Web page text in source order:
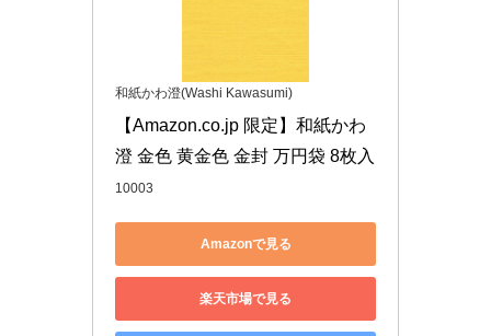
和紙かわ澄(Washi Kawasumi)
【Amazon.co.jp 限定】和紙かわ
澄 金色 黄金色 金封 万円袋 8枚入
10003
Amazonで見る
楽天市場で見る